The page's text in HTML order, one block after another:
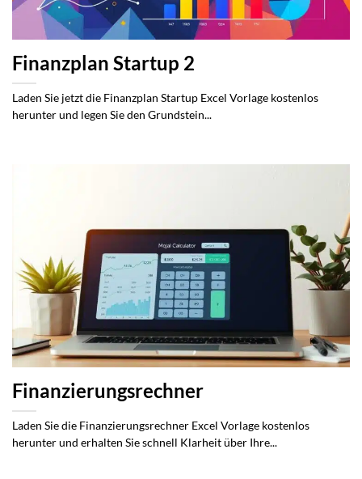
Finanzplan Startup 2
Laden Sie jetzt die Finanzplan Startup Excel Vorlage kostenlos
herunter und legen Sie den Grundstein...
Finanzierungsrechner
Laden Sie die Finanzierungsrechner Excel Vorlage kostenlos
herunter und erhalten Sie schnell Klarheit über Ihre...